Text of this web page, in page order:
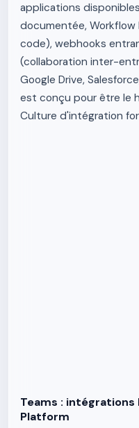
applications
documentée,
code), webhooks
(collaboration inter-
Google Drive,
est conçu pour être le
Culture d'intégration
Teams :
Platform